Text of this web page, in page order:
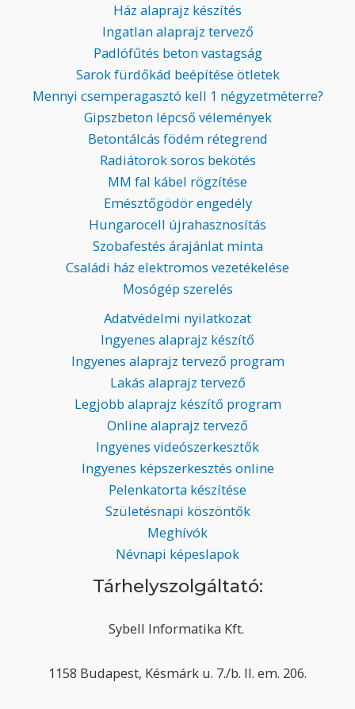
Ház alaprajz készítés
Ingatlan alaprajz tervező
Padlófűtés beton vastagság
Sarok fürdőkád beépítése ötletek
Mennyi csemperagasztó kell 1 négyzetméterre?
Gipszbeton lépcső vélemények
Betontálcás födém rétegrend
Radiátorok soros bekötés
MM fal kábel rögzítése
Emésztőgödör engedély
Hungarocell újrahasznosítás
Szobafestés árajánlat minta
Családi ház elektromos vezetékelése
Mosógép szerelés
Adatvédelmi nyilatkozat
Ingyenes alaprajz készítő
Ingyenes alaprajz tervező program
Lakás alaprajz tervező
Legjobb alaprajz készítő program
Online alaprajz tervező
Ingyenes videószerkesztők
Ingyenes képszerkesztés online
Pelenkatorta készítése
Születésnapi köszöntők
Meghívók
Névnapi képeslapok
Tárhelyszolgáltató:
Sybell Informatika Kft.
1158 Budapest, Késmárk u. 7./b. II. em. 206.